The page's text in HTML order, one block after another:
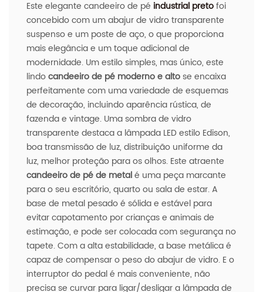
Este elegante candeeiro de pé industrial pretofoi
concebido com um abajur de vidro transparente
suspenso e um poste de aço, o que proporciona
mais elegância e um toque adicional de
modernidade. Um estilo simples, mas único, este
lindocandeeiro de pé moderno e altose encaixa
perfeitamente com uma variedade de esquemas
de decoração, incluindo aparência rústica, de
fazenda e vintage. Uma sombra de vidro
transparente destaca a lâmpada LED estilo Edison,
boa transmissão de luz, distribuição uniforme da
luz, melhor proteção para os olhos. Este atraente
candeeiro de pé de metalé uma peça marcante
para o seu escritório, quarto ou sala de estar. A
base de metal pesado é sólida e estável para
evitar capotamento por crianças e animais de
estimação, e pode ser colocada com segurança no
tapete. Com a alta estabilidade, a base metálica é
capaz de compensar o peso do abajur de vidro. E o
interruptor do pedal é mais conveniente, não
precisa se curvar para ligar/desligar a lâmpada de